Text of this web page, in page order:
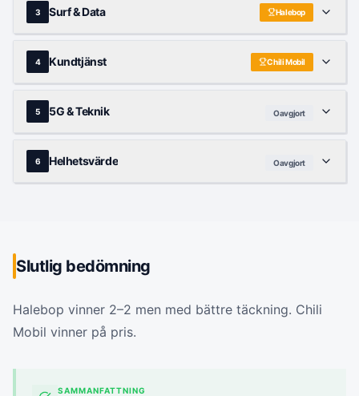
3 Surf & Data Halebop
4 Kundtjänst Chili Mobil
5 5G & Teknik Oavgjort
6 Helhetsvärde Oavgjort
Slutlig bedömning
Halebop vinner 2–2 men med bättre täckning. Chili
Mobil vinner på pris.
SAMMANFATTNING